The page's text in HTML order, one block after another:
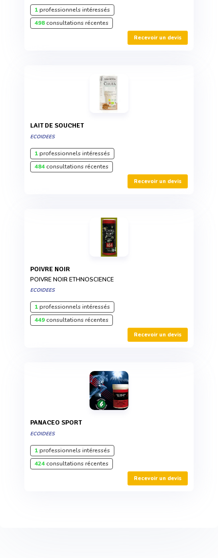
1professionnels intéressés
498consultations récentes
Recevoir un devis
LAIT DE SOUCHET
ECOIDEES
1professionnels intéressés
484consultations récentes
Recevoir un devis
POIVRE NOIR
POIVRE NOIR ETHNOSCIENCE
ECOIDEES
1professionnels intéressés
449consultations récentes
Recevoir un devis
PANACEO SPORT
ECOIDEES
1professionnels intéressés
424consultations récentes
Recevoir un devis